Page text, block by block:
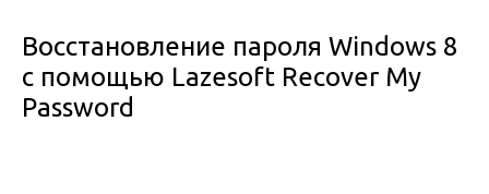
Восстановление пароля Windows 8
с помощью Lazesoft Recover My
Password